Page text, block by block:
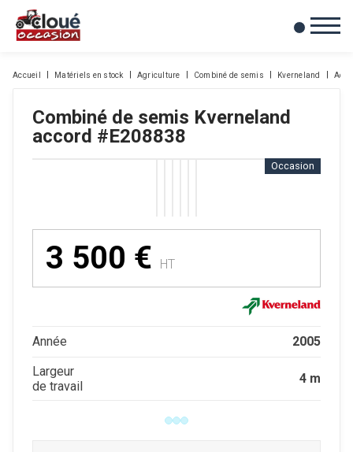
Mes favoris
0
Accueil Matériels en stock Agriculture Combiné de semis Kverneland
Combiné de semis Kverneland
accord #E208838
Occasion
3 500 € HT
Année
2005
Largeur
de travail
4 m